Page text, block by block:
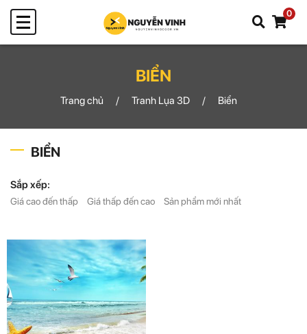
0
BIỂN
Trang chủ Tranh Lụa 3D Biển
BIỂN
Sắp xếp:
Giá cao đến thấp Giá thấp đến cao Sản phẩm mới nhất